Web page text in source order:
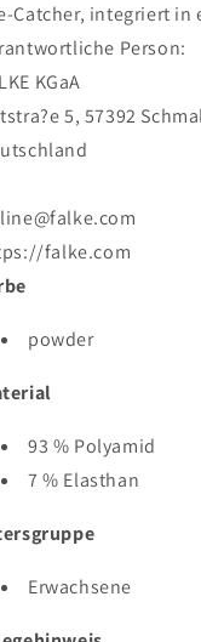
Catcher, integriert
Person:
KGaA
5, 57392
falke.com
powder
93 % Polyamid
7 % Elasthan
Erwachsene